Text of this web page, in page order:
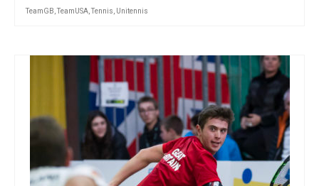
TeamGB ,TeamUSA ,Tennis Unitennis